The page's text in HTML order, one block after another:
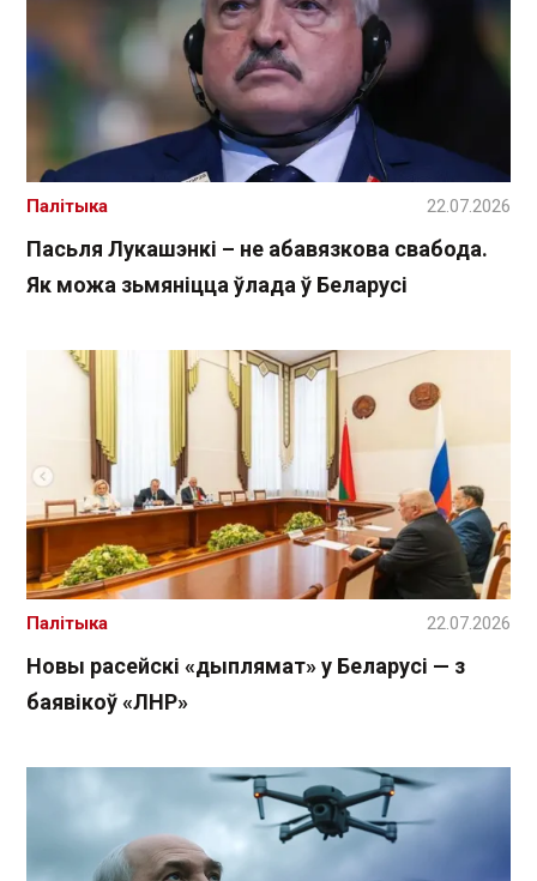
Пасьля Лукашэнкі – не абавязкова свабода.
Як можа зьмяніцца ўлада ў Беларусі
Палітыка 22.07.2026
Новы расейскі «дыплямат» у Беларусі — з
баявікоў «ЛНР»
Палітыка 22.07.2026